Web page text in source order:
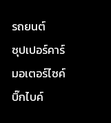
รถยนต์
ซุปเปอร์คาร์
มอเตอร์ไซค์
บิ๊กไบค์